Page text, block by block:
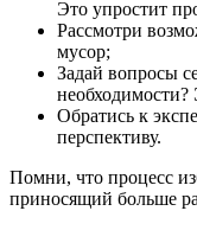
Это упростит
Рассмотри
мусор;
Задай вопросы
Обратись к
перспективу.
Помни, что процесс
приносящий больше